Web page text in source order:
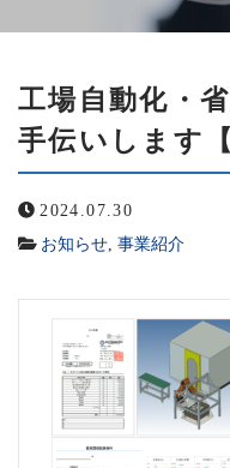
資料ダウンロード
ブログ
ご依頼の流れ
お問い合わせ
工場自動化・
手伝いします
2024.07.30
お知らせ, 事業紹介